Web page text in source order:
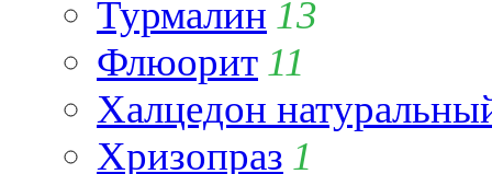
Турмалин 13
Флюорит 11
Халцедон
Хризопраз 1